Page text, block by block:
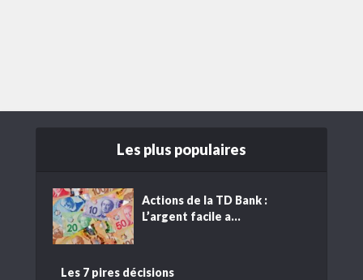
Les plus populaires
Actions de la TD Bank :
L’argent facile a...
Les 7 pires décisions